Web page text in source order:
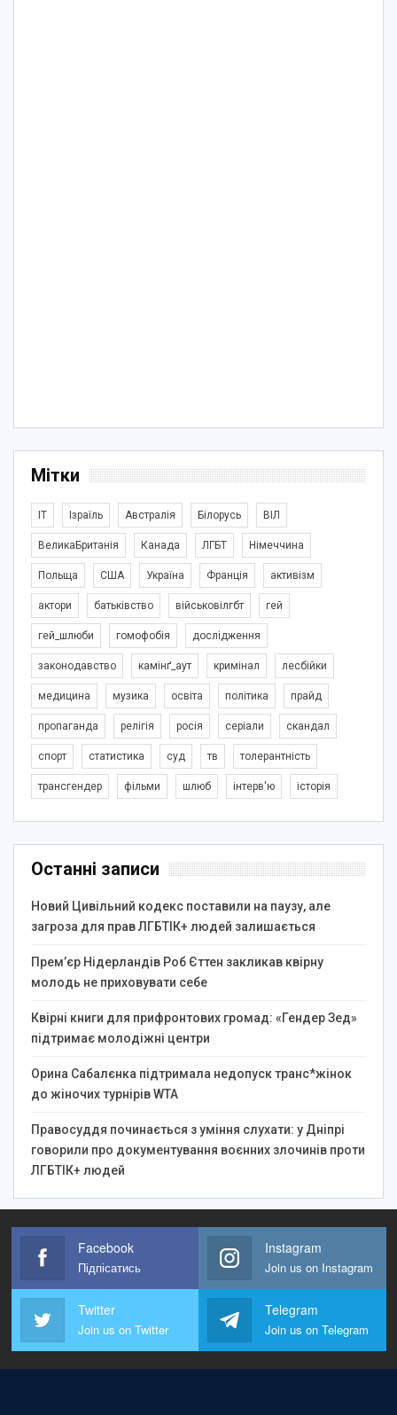
Мітки
IT Ізраїль Австралія Білорусь ВІЛ
ВеликаБританія Канада ЛГБТ Німеччина
Польща США Україна Франція активізм
актори батьківство військовілгбт гей
гей_шлюби гомофобія дослідження
законодавство камінґ_аут кримінал лесбійки
медицина музика освіта політика прайд
пропаганда релігія росія серіали скандал
спорт статистика суд тв толерантність
трансгендер фільми шлюб інтерв'ю історія
Останні записи
Новий Цивільний кодекс поставили на паузу, але
загроза для прав ЛГБТІК+ людей залишається
Прем’єр Нідерландів Роб Єттен закликав квірну
молодь не приховувати себе
Квірні книги для прифронтових громад: «Гендер Зед»
підтримає молодіжні центри
Орина Сабалєнка підтримала недопуск транс*жінок
до жіночих турнірів WTA
Правосуддя починається з уміння слухати: у Дніпрі
говорили про документування воєнних злочинів проти
ЛГБТІК+ людей
Facebook
Підпісатись
Instagram
Join us on Instagram
Twitter
Join us on Twitter
Telegram
Join us on Telegram